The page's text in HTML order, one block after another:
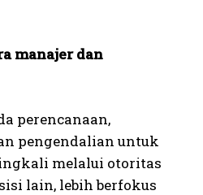
manajer dan
perencanaan,
pengendalian untuk
melalui otoritas
lain, lebih berfokus